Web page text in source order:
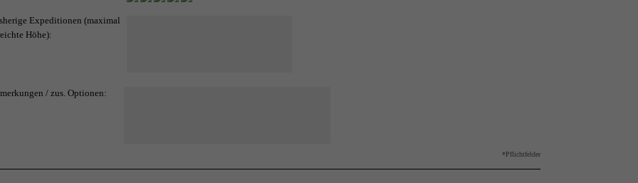
Expeditionen (maximal
Höhe):
/ zus. Optionen:
*Pflichtfelder